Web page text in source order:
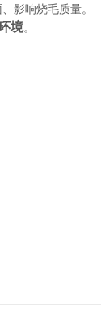
影响烧毛质量。
境。